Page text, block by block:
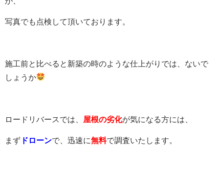
写真でも点検して頂いております。
施工前と比べると新築の時のような仕上がりでは、ないで
しょうか
ロードリバースでは、 屋根の劣化が気になる方には、
まず ドローンで、迅速に無料で調査いたします。